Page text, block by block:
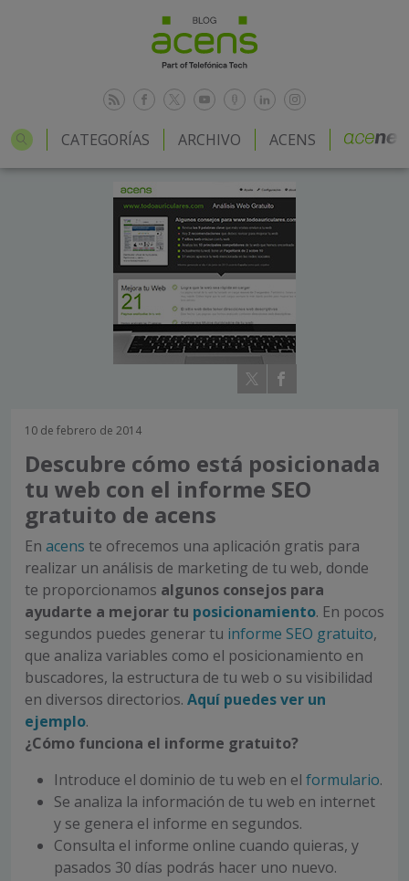
CATEGORÍAS ARCHIVO ACENS
10 de febrero de 2014
Descubre cómo está posicionada
tu web con el informe SEO
gratuito de acens
En acens te ofrecemos una aplicación gratis para
realizar un análisis de marketing de tu web, donde
te proporcionamos algunos consejos para
ayudarte a mejorar tu posicionamiento. En pocos
segundos puedes generar tu informe SEO gratuito,
que analiza variables como el posicionamiento en
buscadores, la estructura de tu web o su visibilidad
en diversos directorios. Aquí puedes ver un
ejemplo.
¿Cómo funciona el informe gratuito?
Introduce el dominio de tu web en el formulario.
Se analiza la información de tu web en internet
y se genera el informe en segundos.
Consulta el informe online cuando quieras, y
pasados 30 días podrás hacer uno nuevo.